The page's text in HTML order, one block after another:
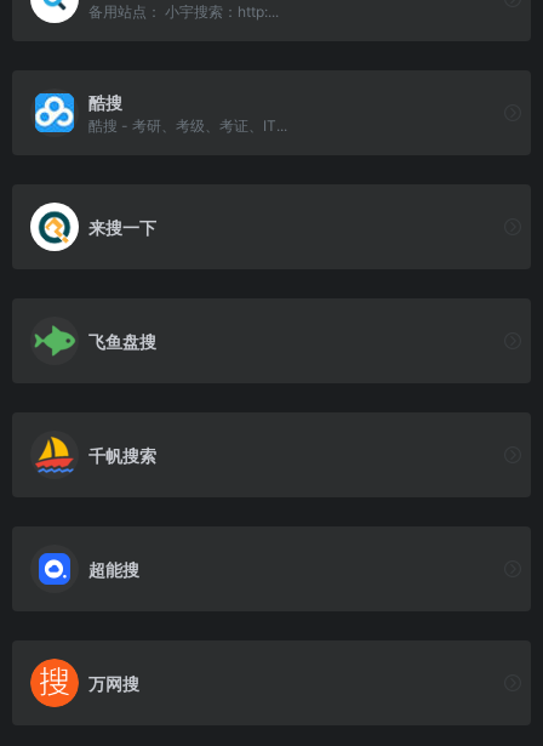
备用站点： 小宇搜索：http:...
酷搜
酷搜 - 考研、考级、考证、IT...
来搜一下
飞鱼盘搜
千帆搜索
超能搜
万网搜